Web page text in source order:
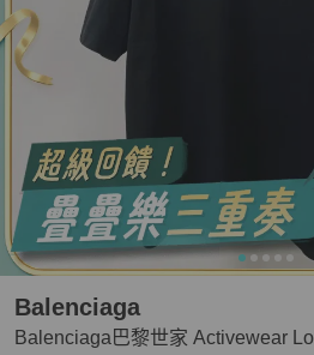
Balenciaga巴黎世家 Activewear
Balenciaga